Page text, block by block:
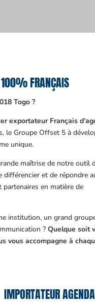
100% FRANÇAIS
Togo ?
exportateur Français
le Groupe Offset 5 à
unique.
maîtrise de notre outil
et de répondre
en matière de
institution, un grand
?Quelque soit
vous accompagne à
IMPORTATEUR